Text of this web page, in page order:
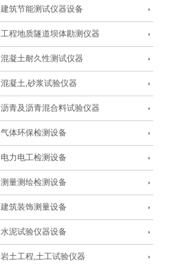
建筑节能测试仪器设备
工程地质隧道坝体勘测仪器
混凝土耐久性测试仪器
混凝土,砂浆试验仪器
沥青及沥青混合料试验仪器
气体环保检测设备
电力电工检测设备
测量测绘检测设备
建筑装饰测量设备
水泥试验仪器设备
岩土工程,土工试验仪器